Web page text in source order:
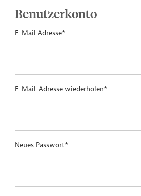
Benutzerkonto
E-Mail Adresse*
E-Mail-Adresse wiederholen*
Neues Passwort*